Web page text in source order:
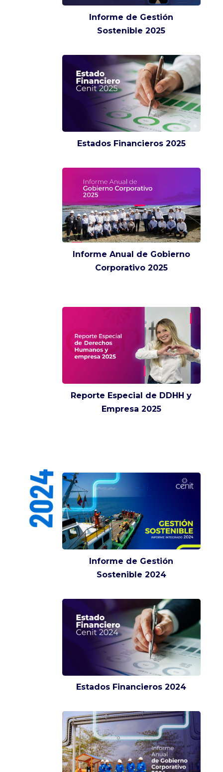
Informe de Gestión
Sostenible 2025
Estados Financieros 2025
Informe Anual de Gobierno
Corporativo 2025
Reporte Especial de DDHH y
Empresa 2025
2024
Informe de Gestión
Sostenible 2024
Estados Financieros 2024